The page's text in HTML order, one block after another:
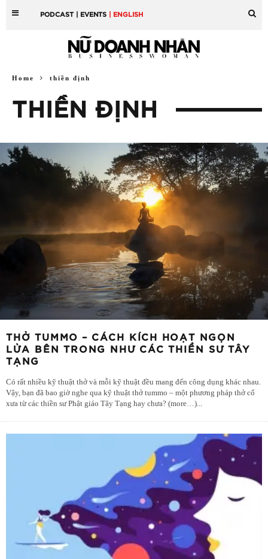
PODCAST | EVENTS | ENGLISH
Home thiền định
THIỀN ĐỊNH
THỞ TUMMO – CÁCH KÍCH HOẠT NGỌN
LỬA BÊN TRONG NHƯ CÁC THIỀN SƯ TÂY
TẠNG
Có rất nhiều kỹ thuật thở và mỗi kỹ thuật đều mang đến công dụng khác nhau.
Vậy, bạn đã bao giờ nghe qua kỹ thuật thở tummo – một phương pháp thở cổ
xưa từ các thiền sư Phật giáo Tây Tạng hay chưa? (more…)...